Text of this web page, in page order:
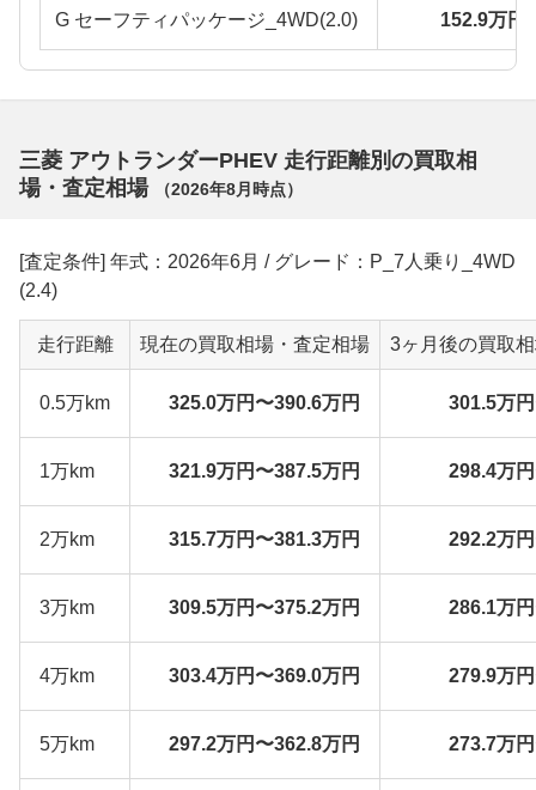
G セーフティパッケージ_4WD(2.0) 152.9万円
三菱 アウトランダーPHEV 走行距離別の買取相
場・査定相場
（2026年8月 時点）
[査定条件] 年式：2026年6月 / グレード：P_7人乗り_4WD
(2.4)
走行距離 現在の買取相場・査定相場 3ヶ月後の買取
0.5万km 325.0万円〜390.6万円 301.5万
1万km 321.9万円〜387.5万円 298.4万
2万km 315.7万円〜381.3万円 292.2万
3万km 309.5万円〜375.2万円 286.1万
4万km 303.4万円〜369.0万円 279.9万
5万km 297.2万円〜362.8万円 273.7万